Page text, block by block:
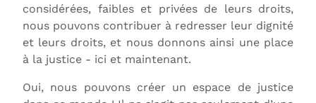
considérées, faibles et privées de leurs droits,
nous pouvons contribuer à redresser leur dignité
et leurs droits, et nous donnons ainsi une place
à la justice - ici et maintenant.
Oui, nous pouvons créer un espace de justice